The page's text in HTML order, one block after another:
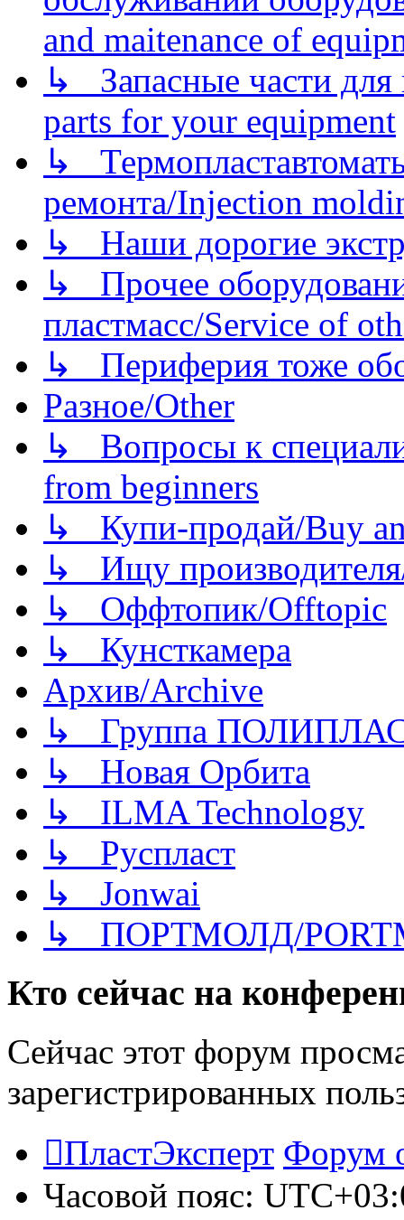
and maitenance of
↳ Запасные части для
parts for your equipment
↳
ремонта/Injection
↳ Наши дорогие
↳ Прочее
пластмасс/Service of
↳ Периферия тоже
Разное/Other
↳ Вопросы к
from beginners
↳ Купи-продай/Buy
↳ Ищу
↳ Оффтопик/Offtopic
↳ Кунсткамера
Архив/Archive
↳ Группа
↳ Новая Орбита
↳ ILMA Technology
↳ Руспласт
↳ Jonwai
↳ ПОРТМОЛД/
Кто сейчас на
Сейчас этот форум
зарегистрированных
ПластЭксперт Форум
Часовой пояс: